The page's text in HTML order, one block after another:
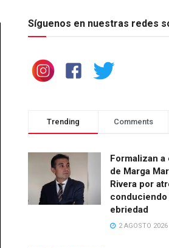
Síguenos en nuestras redes
Trending Comments
Formalizan
de Marga
Rivera por
conduciendo
ebriedad
2 AGOSTO 2026